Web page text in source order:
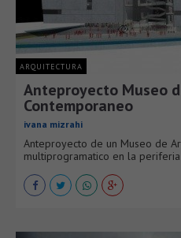
ARQUITECTURA
Anteproyecto Museo
Contemporaneo
ivana mizrahi
Anteproyecto de un Museo de
multiprogramatico en la